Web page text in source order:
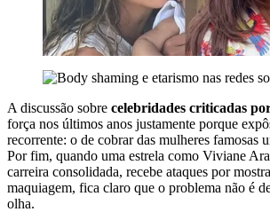
A discussão sobre celebridades criticadas
força nos últimos anos justamente porque
recorrente: o de cobrar das mulheres famosas
Por fim, quando uma estrela como Viviane
carreira consolidada, recebe ataques por
maquiagem, fica claro que o problema não é
olha.